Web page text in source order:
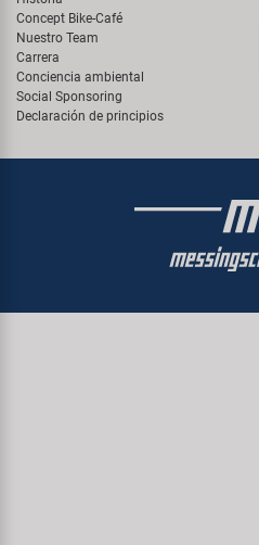
Concept Bike-Café
Nuestro Team
Carrera
Conciencia ambiental
Social Sponsoring
Declaración de principios